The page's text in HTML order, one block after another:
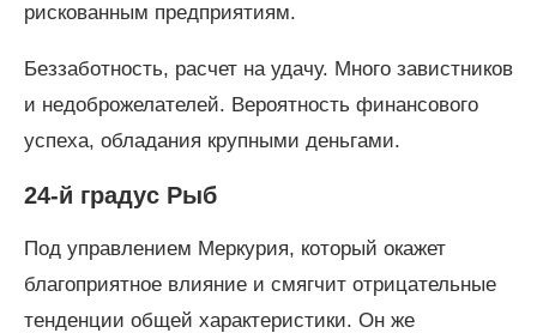
рискованным предприятиям.
Беззаботность, расчет на удачу. Много завистников
и недоброжелателей. Вероятность финансового
успеха, обладания крупными деньгами.
24-й градус Рыб
Под управлением Меркурия, который окажет
благоприятное влияние и смягчит отрицательные
тенденции общей характеристики. Он же